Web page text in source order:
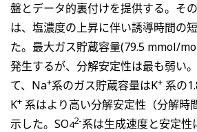
盤とデータ的裏付けを提供する。そ
は、塩濃度の上昇に伴い誘導時間の
た。最大ガス貯蔵容量(79.5 mmol/
発生するが、分解安定性は最も弱い
て、Na+系のガス貯蔵容量はK+ 系の
K+ 系はより高い分解安定性（分解時
示した。SO42-系は生成速度と安定性